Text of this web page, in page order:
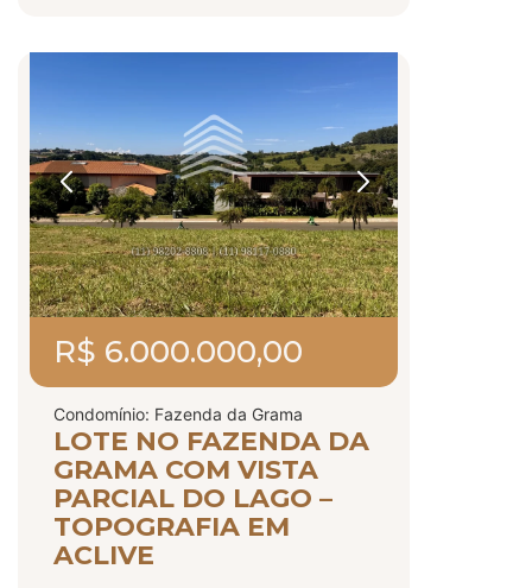
R$ 6.000.000,00
Condomínio: Fazenda da Grama
LOTE NO FAZENDA DA
GRAMA COM VISTA
PARCIAL DO LAGO –
TOPOGRAFIA EM
ACLIVE